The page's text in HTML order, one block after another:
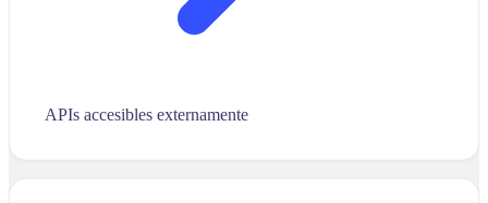
APIs accesibles externamente